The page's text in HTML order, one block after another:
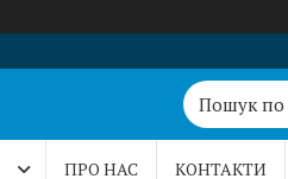
ПРО НАС КОНТАКТИ